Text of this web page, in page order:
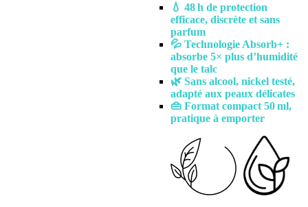
💧 48 h de protection
efficace, discrète et sans
parfum
💦 Technologie Absorb+ :
absorbe 5× plus d’humidité
que le talc
🌿 Sans alcool, nickel testé,
adapté aux peaux délicates
👜 Format compact 50 ml,
pratique à emporter